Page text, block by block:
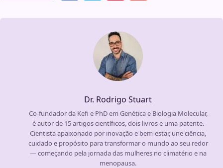
Dr. Rodrigo Stuart
Co-fundador da Kefi e PhD em Genética e Biologia Molecular,
é autor de 15 artigos científicos, dois livros e uma patente.
Cientista apaixonado por inovação e bem-estar, une ciência,
cuidado e propósito para transformar o mundo ao seu redor
— começando pela jornada das mulheres no climatério e na
menopausa.